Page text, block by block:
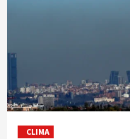
CLIMA